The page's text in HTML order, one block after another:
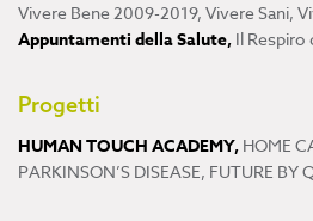
Vivere Bene 2009-2019, Vivere Sani,
Appuntamenti della Salute, Il Respiro
Progetti
HUMAN TOUCH ACADEMY, HOME
PARKINSON’S DISEASE, FUTURE BY